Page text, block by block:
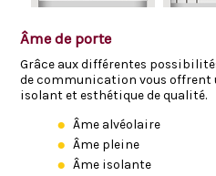
Âme de porte
Grâce aux différentes
de communication vous offrent
isolant et esthétique de qualité.
Âme alvéolaire
Âme pleine
Âme isolante